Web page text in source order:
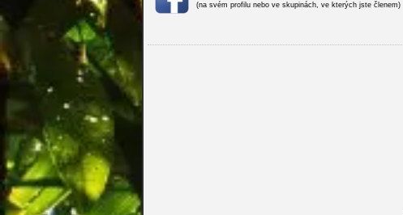
(na svém profilu nebo ve skupinách, ve kterých jste členem)